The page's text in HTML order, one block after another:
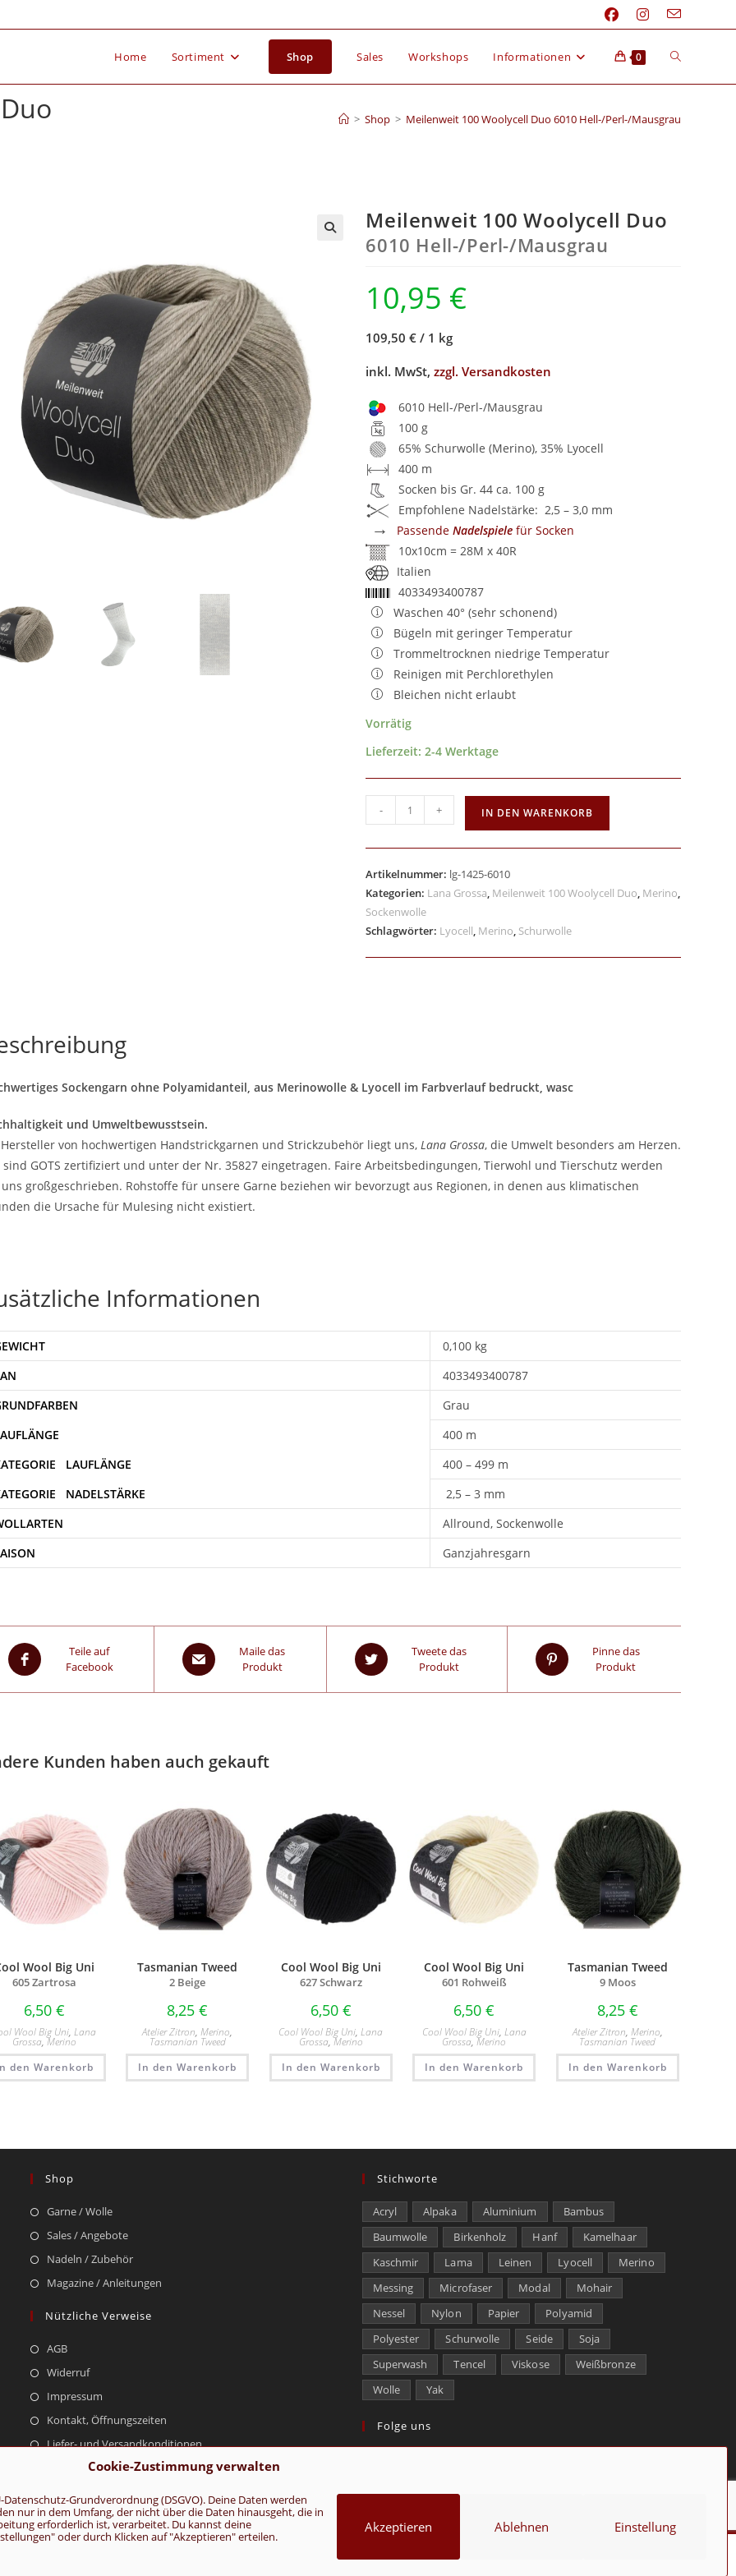
Cookie-Zustimmung verwalten
Grundverordnung (DSGVO). Deine Daten werden
nur in dem Umfang, der nicht über die Daten hinausgeht, die in
erforderlich ist, verarbeitet. Du kannst deine
oder durch Klicken auf "Akzeptieren" erteilen.
Akzeptieren Ablehnen Einstellung
Home Sortiment Shop Sales Workshops Informationen 0
> Shop > Meilenweit 100 Woolycell Duo 6010 Hell-/Perl-/Mausgrau
Meilenweit 100 Woolycell Duo
6010 Hell-/Perl-/Mausgrau
10,95 €
109,50 € / 1 kg
inkl. MwSt,zzgl. Versandkosten
6010 Hell-/Perl-/Mausgrau
100 g
65% Schurwolle (Merino), 35% Lyocell
400 m
Socken bis Gr. 44 ca. 100 g
Empfohlene Nadelstärke: 2,5 – 3,0 mm
→ PassendeNadelspiele für Socken
10x10cm = 28M x 40R
Italien
4033493400787
Waschen 40° (sehr schonend)
Bügeln mit geringer Temperatur
Trommeltrocknen niedrige Temperatur
Reinigen mit Perchlorethylen
Bleichen nicht erlaubt
Vorrätig
Lieferzeit:2-4 Werktage
- + IN DEN WARENKORB
Artikelnummer: lg-1425-6010
Kategorien: Lana Grossa, Meilenweit 100 Woolycell Duo, Merino,
Sockenwolle
Schlagwörter: Lyocell, Merino, Schurwolle
Sockengarn ohne Polyamidanteil, aus Merinowolle & Lyocell im Farbverlauf bedruckt, wasc
und Umweltbewusstsein.
von hochwertigen Handstrickgarnen und Strickzubehör liegt uns, Lana Grossa, die Umwelt besonders am Herzen.
sind GOTS zertifiziert und unter der Nr. 35827 eingetragen. Faire Arbeitsbedingungen, Tierwohl und Tierschutz werden
großgeschrieben. Rohstoffe für unsere Garne beziehen wir bevorzugt aus Regionen, in denen aus klimatischen
die Ursache für Mulesing nicht existiert.
Informationen
0,100 kg
4033493400787
Grau
400 m
400 – 499 m
2,5 – 3 mm
Allround, Sockenwolle
Ganzjahresgarn
Teile auf
Facebook
Maile das
Produkt
Tweete das
Produkt
Pinne das
Produkt
Kunden haben auch gekauft
Wool Big Uni
605 Zartrosa
6,50 €
Wool Big Uni,Lana
Grossa,Merino
den Warenkorb
Tasmanian Tweed
2 Beige
8,25€
Atelier Zitron,Merino,
Tasmanian Tweed
In den Warenkorb
Cool Wool Big Uni
627 Schwarz
6,50 €
Cool Wool Big Uni,Lana
Grossa,Merino
In den Warenkorb
Cool Wool Big Uni
601 Rohweiß
6,50€
Cool Wool Big Uni, Lana
Grossa,Merino
In den Warenkorb
Tasmanian Tweed
9 Moos
8,25 €
Atelier Zitron, Merino,
Tasmanian Tweed
In den Warenkorb
Shop
Garne / Wolle
Sales / Angebote
Nadeln / Zubehör
Magazine / Anleitungen
Nützliche Verweise
AGB
Widerruf
Impressum
Kontakt, Öffnungszeiten
Liefer- und Versandkonditionen
Stichworte
Acryl Alpaka Aluminium
Bambus
Baumwolle
Birkenholz Hanf
Kamelhaar
Kaschmir
Lama Leinen Lyocell
Merino
Messing
Microfaser Modal
Mohair
Nessel
Nylon Papier
Polyamid
Polyester
Schurwolle Seide
Soja
Superwash
Tencel Viskose
Weißbronze
Wolle
Yak
Folge uns
AGB Kontakt Über uns Datenschutz Impressum Cookie-Richtlinie (EU)